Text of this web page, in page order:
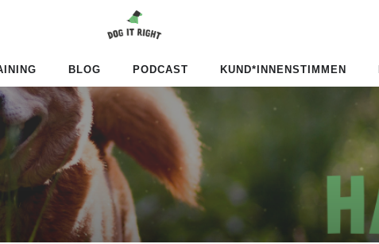
BLOG PODCAST KUND*INNENSTIMMEN